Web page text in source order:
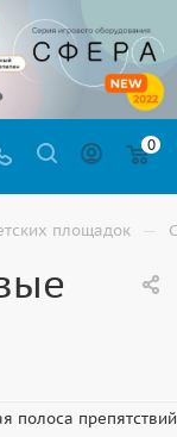
0
площадок —
полоса препятствий